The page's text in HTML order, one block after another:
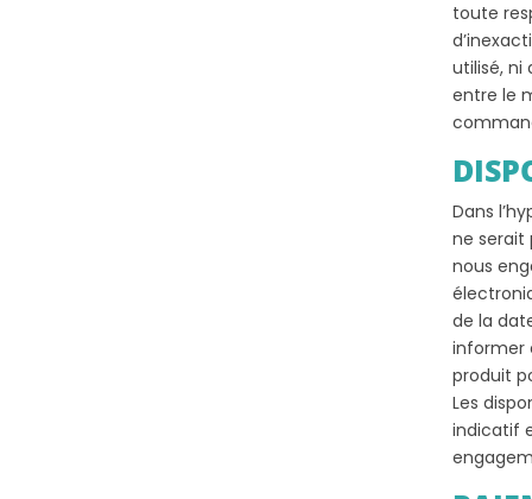
toute
utilisé,
entre le
Dans
ne serait
nous
de la
informer
produit
Les
indicatif